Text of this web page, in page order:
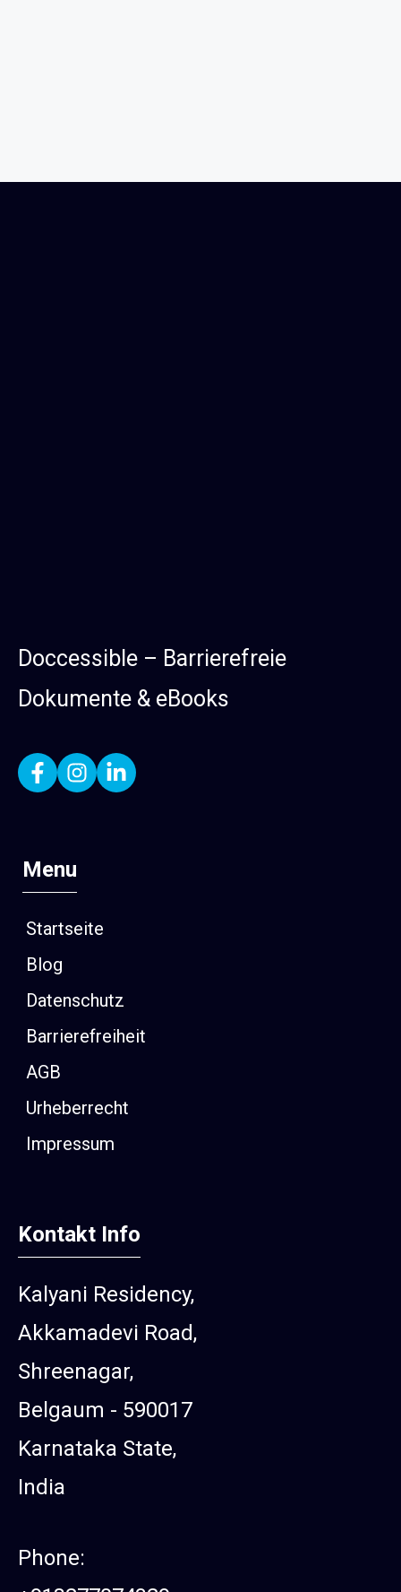
Doccessible – Barrierefreie
Dokumente & eBooks
Menu
Startseite
Blog
Datenschutz
Barrierefreiheit
AGB
Urheberrecht
Impressum
Kontakt Info
Kalyani Residency,
Akkamadevi Road,
Shreenagar,
Belgaum - 590017
Karnataka State,
India
Phone: